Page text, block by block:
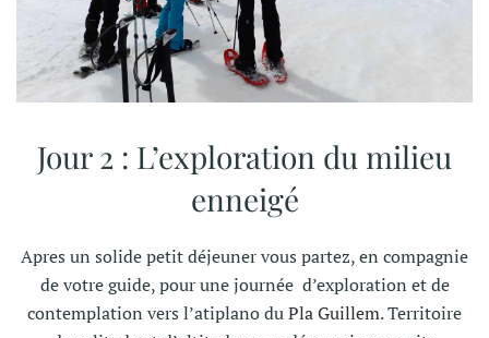
Jour 2 : L’exploration du milieu
enneigé
Apres un solide petit déjeuner vous partez, en compagnie
de votre guide, pour une journée d’exploration et de
contemplation vers l’atiplano duPla Guillem. Territoire